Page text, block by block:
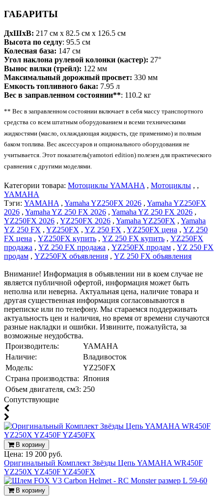
ГАБАРИТЫ
ДхШхВ: 217 см x 82.5 см x 126.5 см
Высота по седлу: 95.5 см
Колесная база: 147 см
Угол наклона рулевой колонки (кастер): 27°
Вынос вилки (трейл): 122 мм
Максимальный дорожный просвет: 330 мм
Емкость топливного бака: 7.95 л
Вес в заправленном состоянии**: 110.2 кг
** Вес в заправленном состоянии включает в себя массу транспортного
средства со всем штатным оборудованием и всеми техническими
жидкостями (масло, охлаждающая жидкость, где применимо) и полным
баком топлива. Вес аксессуаров и опционального оборудования не
учитывается. Этот показатель(yamotori edition) полезен для практического
сравнения с другими моделями.
Категории товара: Мотоциклы YAMAHA , Мотоциклы , ,
YAMAHA
Тэги: YAMAHA , Yamaha YZ250FX 2026 , Yamaha YZ250FX
2026 , Yamaha YZ 250 FX 2026 , Yamaha YZ 250 FX 2026 ,
YZ250FX 2026 , YZ250FX 2026 , Yamaha YZ250FX , Yamaha
YZ 250 FX , YZ250FX , YZ 250 FX , YZ250FX цена , YZ 250
FX цена , YZ250FX купить , YZ 250 FX купить , YZ250FX
продажа , YZ 250 FX продажа , YZ250FX продам , YZ 250 FX
продам , YZ250FX объявления , YZ 250 FX объявления
Внимание! Информация в объявлении ни в коем случае не
является публичной офертой, информация может быть
неполна или неверна. Актуальная цена, наличие товара и
другая существенная информация согласовываются в
переписке или по телефону. Мы стараемся поддерживать
актуальность цен и наличия, но время от времени случаются
разные накладки и ошибки. Извините, пожалуйста, за
возможные неудобства.
Производитель:
YAMAHA
Наличие:
Владивосток
Модель:
YZ250FX
Страна производства: Япония
Объем двигателя, см3: 250
Cопутствующие
В корзину
Цена: 19 200 руб.
Оригинальный Комплект Звёзды Цепь YAMAHA WR450F
YZ250X YZ450F YZ450FX
В корзину